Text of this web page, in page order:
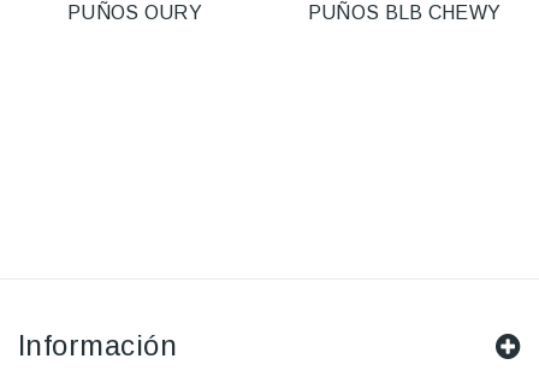
PUÑOS OURY PUÑOS BLB CHEWY
Información